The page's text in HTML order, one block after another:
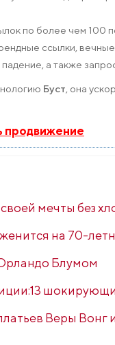
по более чем 100
ссылки,
а также
Буст , она
продвижение
мечты без
на 70-
Блумом
Веры Вонг